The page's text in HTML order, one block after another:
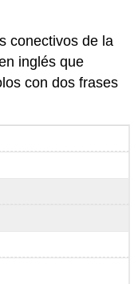
conectivos de la
inglés que
con dos frases